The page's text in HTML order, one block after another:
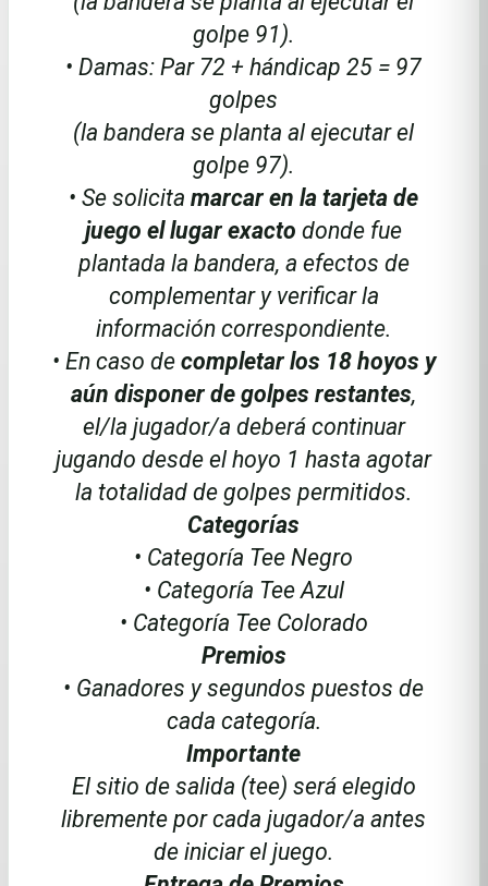
golpe 91).
• Damas: Par 72 + hándicap 25 = 97
golpes
(la bandera se planta al ejecutar el
golpe 97).
• Se solicitamarcar en la tarjeta de
juego el lugar exacto donde fue
plantada la bandera, a efectos de
complementar y verificar la
información correspondiente.
• En caso de completar los 18 hoyos y
aún disponer de golpes restantes,
el/la jugador/a deberá continuar
jugando desde el hoyo 1 hasta agotar
la totalidad de golpes permitidos.
Categorías
• Categoría Tee Negro
• Categoría Tee Azul
• Categoría Tee Colorado
Premios
• Ganadores y segundos puestos de
cada categoría.
Importante
El sitio de salida (tee) será elegido
libremente por cada jugador/a antes
de iniciar el juego.